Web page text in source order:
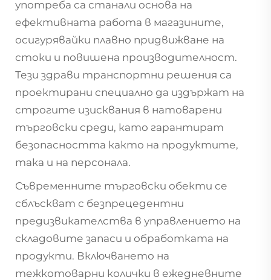
употреба са станали основа на
ефективната работа в магазините,
осигурявайки плавно придвижване на
стоки и повишена производителност.
Тези здрави транспортни решения са
проектирани специално да издържат на
строгите изисквания в натоварени
търговски среди, като гарантират
безопасността както на продуктите,
така и на персонала.
Съвременните търговски обекти се
сблъскват с безпрецедентни
предизвикателства в управлението на
складовите запаси и обработката на
продукти. Включването на
тежкотоварни колички в ежедневните